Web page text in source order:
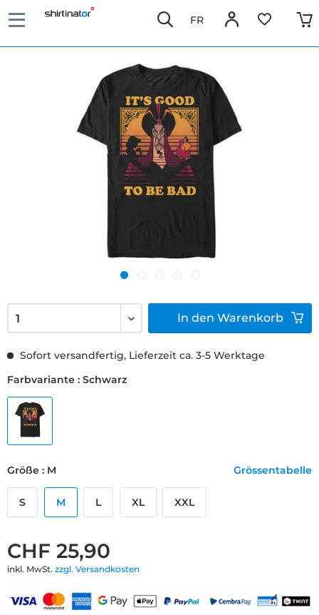
FR
CHF 25,90
inkl. MwSt. zzgl. Versandkosten
Sofort versandfertig, Lieferzeit ca. 3-5 Werktage
Farbvariante : Schwarz
Größe : M Grössentabelle
S M L XL XXL
In den Warenkorb